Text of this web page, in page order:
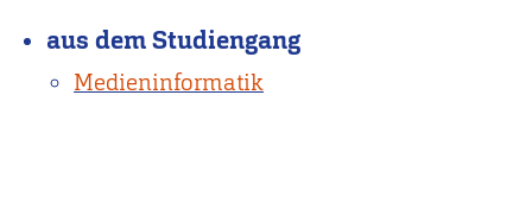
aus dem Studiengang
Medieninformatik